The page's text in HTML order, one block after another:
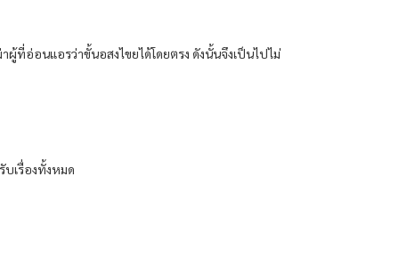
ที่​อ่อนแอ​รว่า​ขั้น​อสงไขย​ได้​โดยตรง​ ดังนั้น​จึงเป็นไปไม่
บ​เรื่อง​ทั้งหมด​